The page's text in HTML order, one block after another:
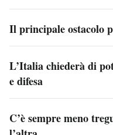
Il principale ostacolo
L’Italia chiederà di
e difesa
C’è sempre meno